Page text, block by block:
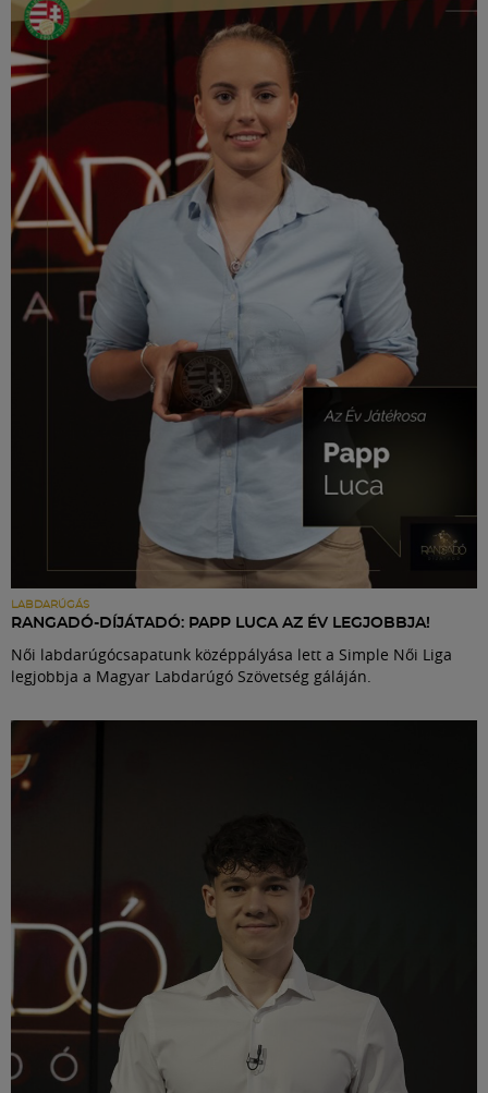
LABDARÚGÁS
RANGADÓ-DÍJÁTADÓ: PAPP LUCA AZ ÉV LEGJOBBJA!
Női labdarúgócsapatunk középpályása lett a Simple Női Liga
legjobbja a Magyar Labdarúgó Szövetség gáláján.